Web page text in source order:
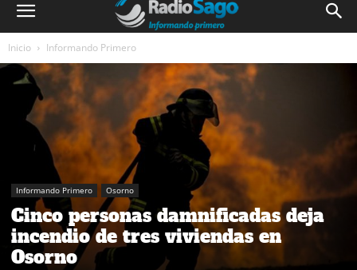
Inicio Informando Primero
Informando Primero Osorno
Cinco personas damnificadas deja
incendio de tres viviendas en
Osorno